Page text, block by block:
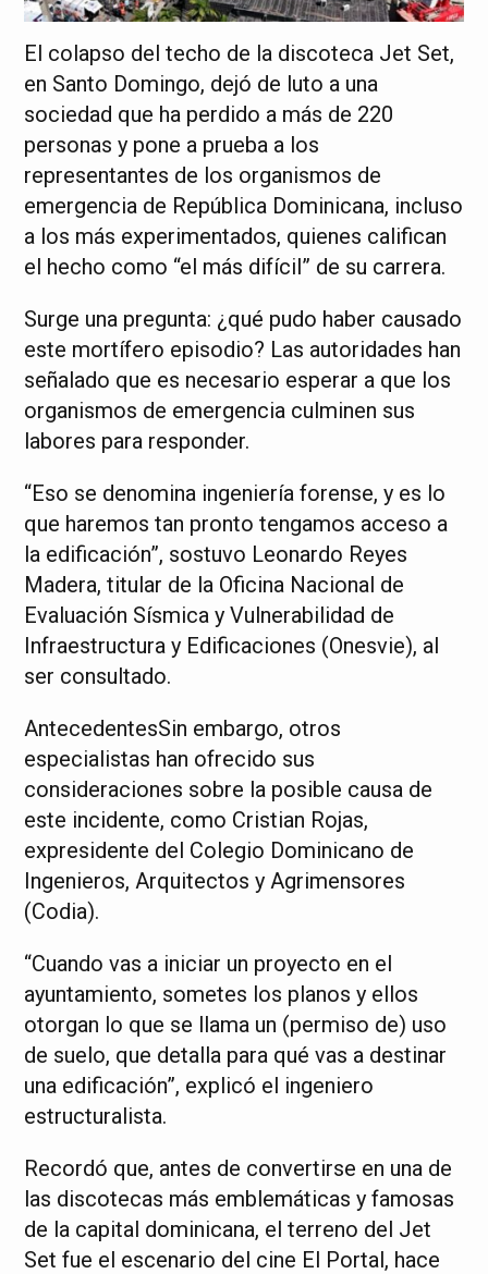
El colapso del techo de la discoteca Jet Set,
en Santo Domingo, dejó de luto a una
sociedad que ha perdido a más de 220
personas y pone a prueba a los
representantes de los organismos de
emergencia de República Dominicana, incluso
a los más experimentados, quienes califican
el hecho como “el más difícil” de su carrera.
Surge una pregunta: ¿qué pudo haber causado
este mortífero episodio? Las autoridades han
señalado que es necesario esperar a que los
organismos de emergencia culminen sus
labores para responder.
“Eso se denomina ingeniería forense, y es lo
que haremos tan pronto tengamos acceso a
la edificación”, sostuvo Leonardo Reyes
Madera, titular de la Oficina Nacional de
Evaluación Sísmica y Vulnerabilidad de
Infraestructura y Edificaciones (Onesvie), al
ser consultado.
AntecedentesSin embargo, otros
especialistas han ofrecido sus
consideraciones sobre la posible causa de
este incidente, como Cristian Rojas,
expresidente del Colegio Dominicano de
Ingenieros, Arquitectos y Agrimensores
(Codia).
“Cuando vas a iniciar un proyecto en el
ayuntamiento, sometes los planos y ellos
otorgan lo que se llama un (permiso de) uso
de suelo, que detalla para qué vas a destinar
una edificación”, explicó el ingeniero
estructuralista.
Recordó que, antes de convertirse en una de
las discotecas más emblemáticas y famosas
de la capital dominicana, el terreno del Jet
Set fue el escenario del cine El Portal, hace